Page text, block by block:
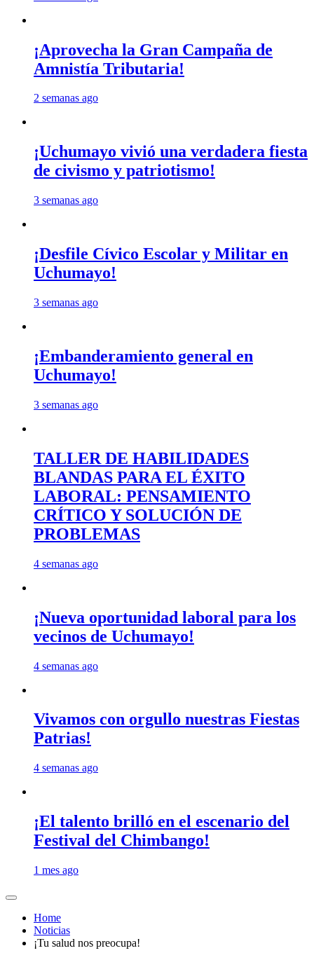
¡Aprovecha la Gran Campaña de
Amnistía Tributaria!
2 semanas ago
¡Uchumayo vivió una verdadera fiesta
de civismo y patriotismo!
3 semanas ago
¡Desfile Cívico Escolar y Militar en
Uchumayo!
3 semanas ago
¡Embanderamiento general en
Uchumayo!
3 semanas ago
TALLER DE HABILIDADES
BLANDAS PARA EL ÉXITO
LABORAL: PENSAMIENTO
CRÍTICO Y SOLUCIÓN DE
PROBLEMAS
4 semanas ago
¡Nueva oportunidad laboral para los
vecinos de Uchumayo!
4 semanas ago
Vivamos con orgullo nuestras Fiestas
Patrias!
4 semanas ago
¡El talento brilló en el escenario del
Festival del Chimbango!
1 mes ago
Home
Noticias
¡Tu salud nos preocupa!